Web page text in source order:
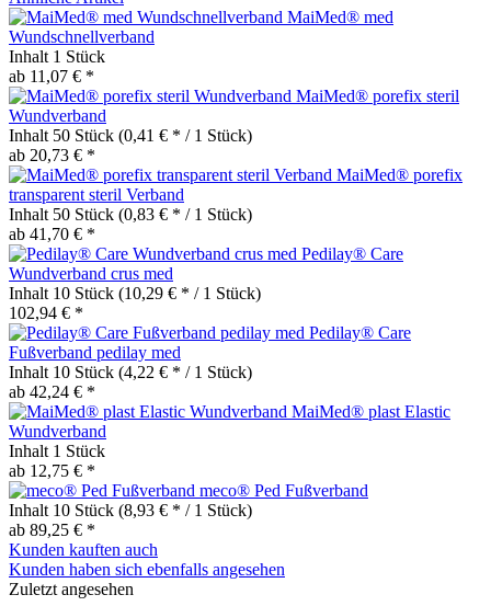
MaiMed® med
Wundschnellverband
Inhalt 1 Stück
ab 11,07 € *
MaiMed® porefix steril
Wundverband
Inhalt 50 Stück (0,41 € * / 1 Stück)
ab 20,73 € *
MaiMed® porefix
transparent steril Verband
Inhalt 50 Stück (0,83 € * / 1 Stück)
ab 41,70 € *
Pedilay® Care
Wundverband crus med
Inhalt 10 Stück (10,29 € * / 1 Stück)
102,94 € *
Pedilay® Care
Fußverband pedilay med
Inhalt 10 Stück (4,22 € * / 1 Stück)
ab 42,24 € *
MaiMed® plast Elastic
Wundverband
Inhalt 1 Stück
ab 12,75 € *
meco® Ped Fußverband
Inhalt 10 Stück (8,93 € * / 1 Stück)
ab 89,25 € *
Kunden kauften auch
Kunden haben sich ebenfalls angesehen
Zuletzt angesehen